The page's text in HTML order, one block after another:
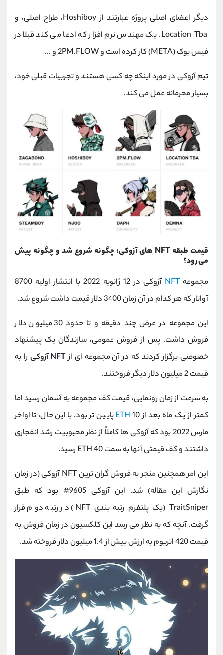
دیگر اعضای اصلی پروژه عبارتند از Hoshiboy، طراح اصلی، و
Location Tba، یک مهندس نرم افزار که ادعا می کند قبلا در
فیس بوک (META) کار کرده است و 2PM.FLOW و ...
تیم آزوکی در مورد اینکه چه کسی هستند و تجربیات قبلی خود،
بسیار محرمانه عمل می کند.
قیمت طبقه NFT های آزوکی: چگونه شروع شد و چگونه پیش
می رود؟
مجموعهNFT
آزوکی در 12 ژانویه 2022 با انتشار اولیه 8700
آواتار که هر کدام در آن زمان 3400 دلار قیمت داشت شروع شد.
این مجموعه در عرض چند دقیقه و تا حدود 30 میلیون دلار
فروش داشت. پس از فروش عمومی، سازندگان یک پیشنهاد
خصوصی برگزار کردند که در آن مجموعه ای ازNFT آزوکی
را به
قیمت 2 میلیون دلار دیگر فروختند.
به سرعت از زمان رونمایی، قیمت کف مجموعه به آسمان رسید اما
کمتر از یک ماه بعد از 10
ETHپایین تر بود. با این حال، تا اواخر
مارس 2022 بود که آزوکی ها کاملاً از نظر محبوبیت رشد انفجاری
داشتند و کف قیمتی آنها به سمت 40 ETH رسید.
این امر همچنین منجر به فروش گران ترین NFT آزوکی (در زمان
نگارش این مقاله) شد. این آزوکی 9605# بود که طبق
TraitSniper (یک پلتفرم رتبه بندی NFT) در رتبه دوم قرار
گرفت. آنچه که به نظر می رسد این کلکسیون در زمان فروش به
قیمت 420 اتریوم به ارزش بیش از 1.4 میلیون دلار فروخته شد.